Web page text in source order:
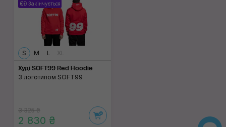
Закінчується
S M L XL
Худі SOFT99 Red Hoodie
З логотипом SOFT99
3 325 ₴
2 830 ₴